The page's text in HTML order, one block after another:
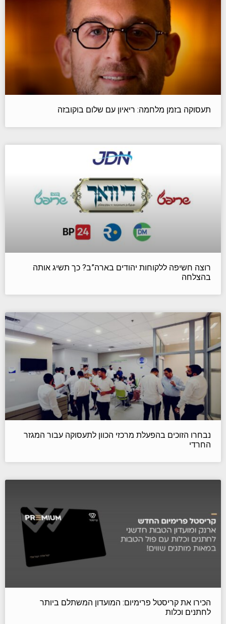
תעסוקה בזמן מלחמה: ריאיון עם שלום בוקובזה
רוצה חשיפה ללקוחות יהודים בארה”ב? כך תשיג אותה
בהצלחה
נבחרו הזוכים בהפעלת מרכזי הכוון לתעסוקה עבור המגזר
החרדי
הכירו את קריסטל פרימיום: המועדון המשתלם ביותר
לחתנים וכלות